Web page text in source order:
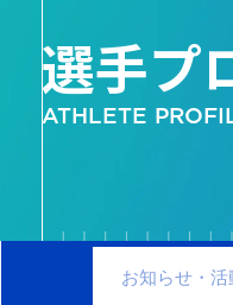
選手プ
ATHLETE